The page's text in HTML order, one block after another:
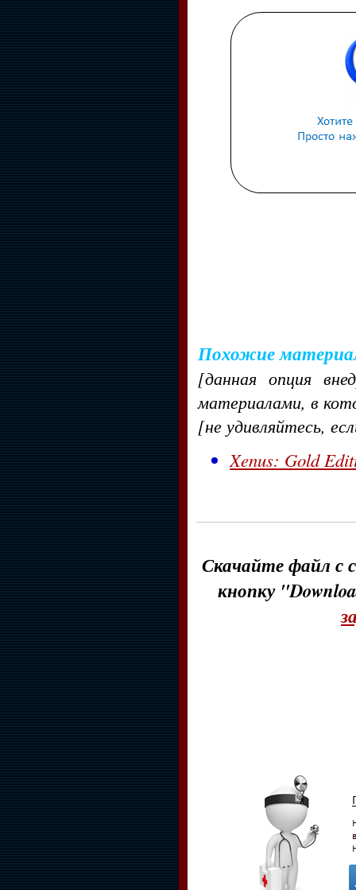
Похожие
[данная опция
материалами, в
[не удивляйтесь,
Xenus: Gold
Скачайте файл с
кнопку